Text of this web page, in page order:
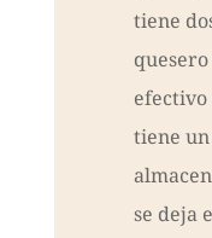
tiene
tiene
se deja